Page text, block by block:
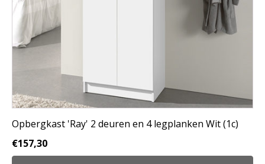
Opbergkast 'Ray' 2 deuren en 4 legplanken Wit (1c)
€157,30